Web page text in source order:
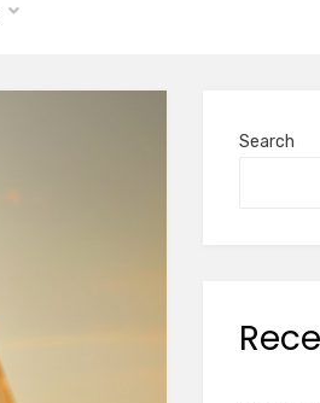
Search